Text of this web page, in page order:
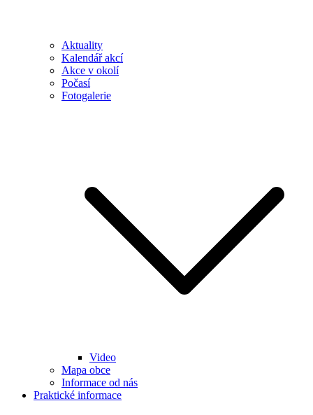
Aktuality
Kalendář akcí
Akce v okolí
Počasí
Fotogalerie
Video
Mapa obce
Informace od nás
Praktické informace